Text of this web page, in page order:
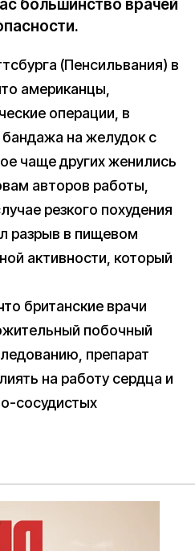
большинство врачей
(Пенсильвания) в
американцы,
операции, в
на желудок с
чаще других женились
авторов работы,
резкого похудения
разрыв в пищевом
активности, который
британские врачи
побочный
препарат
на работу сердца и
сосудистых